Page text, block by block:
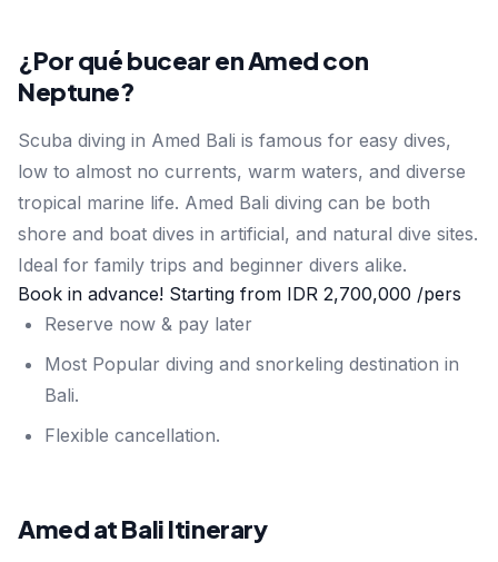
¿Por qué bucear en Amed con
Neptune?
Scuba diving in Amed Bali is famous for easy dives,
low to almost no currents, warm waters, and diverse
tropical marine life. Amed Bali diving can be both
shore and boat dives in artificial, and natural dive sites.
Ideal for family trips and beginner divers alike.
Book in advance! Starting from IDR 2,700,000 /pers
Reserve now & pay later
Most Popular diving and snorkeling destination in
Bali.
Flexible cancellation.
Amed at Bali Itinerary